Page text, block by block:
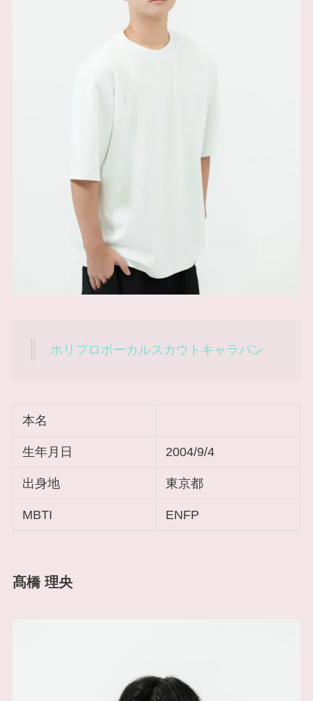
ホリプロボーカルスカウトキャラバン
本名
生年月日 2004/9/4
出身地 東京都
MBTI ENFP
髙橋 理央